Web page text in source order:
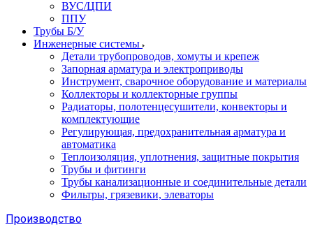
ВУС/ЦПИ
ППУ
Трубы Б/У
Инженерные системы
Детали трубопроводов, хомуты и крепеж
Запорная арматура и электроприводы
Инструмент, сварочное оборудование и материалы
Коллекторы и коллекторные группы
Радиаторы, полотенцесушители, конвекторы и
комплектующие
Регулирующая, предохранительная арматура и
автоматика
Теплоизоляция, уплотнения, защитные покрытия
Трубы и фитинги
Трубы канализационные и соединительные детали
Фильтры, грязевики, элеваторы
Производство